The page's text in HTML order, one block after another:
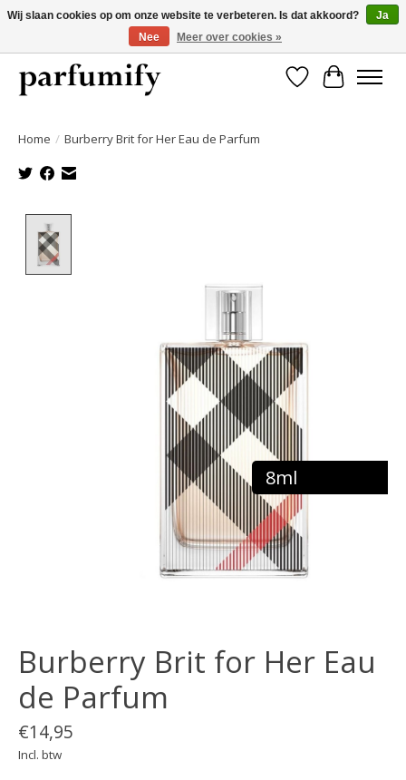
750+ Geuren | Gratis verzending | Maandelijks opzegbaar
Verlanglijst
Home / Burberry Brit for Her Eau de Parfum
8ml
Burberry Brit for Her Eau
de Parfum
€14,95
Incl. btw
Wij slaan cookies op om onze website te verbeteren. Is dat akkoord?
Ja
Nee
Meer over cookies »